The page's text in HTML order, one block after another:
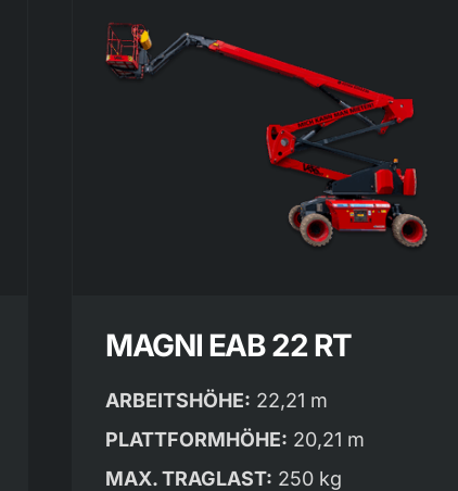
MAGNI EAB 22 RT
ARBEITSHÖHE: 22,21 m
PLATTFORMHÖHE: 20,21 m
MAX. TRAGLAST: 250 kg